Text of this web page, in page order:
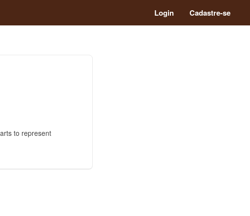
Login Cadastre-se
to represent